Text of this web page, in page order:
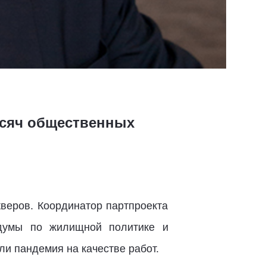
общественных
Координатор партпроекта
по жилищной политике и
пандемия на качестве работ.